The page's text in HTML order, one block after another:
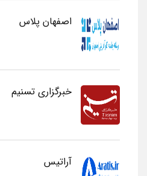
اصفهان پلاس
خبرگزاری تسنیم
آراتیس